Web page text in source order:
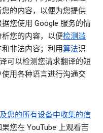
的内容，以便为您提供
您使用 Google 服务的情
您的内容，以便检测滥
非法内容；利用算法识
可以检测您请求翻译的短
用各种语言进行沟通交
您的所有设备中收集的信
您在 YouTube 上观看吉